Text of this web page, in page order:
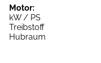
Motor:
kW / PS
Treibstoff
Hubraum